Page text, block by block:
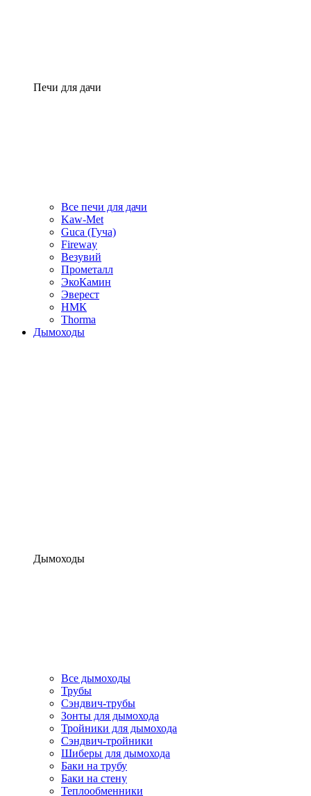
Печи для дачи
Все печи для дачи
Kaw-Met
Guca (Гуча)
Fireway
Везувий
Прометалл
ЭкоКамин
Эверест
НМК
Thorma
Дымоходы
Дымоходы
Все дымоходы
Трубы
Сэндвич-трубы
Зонты для дымохода
Тройники для дымохода
Сэндвич-тройники
Шиберы для дымохода
Баки на трубу
Баки на стену
Теплообменники